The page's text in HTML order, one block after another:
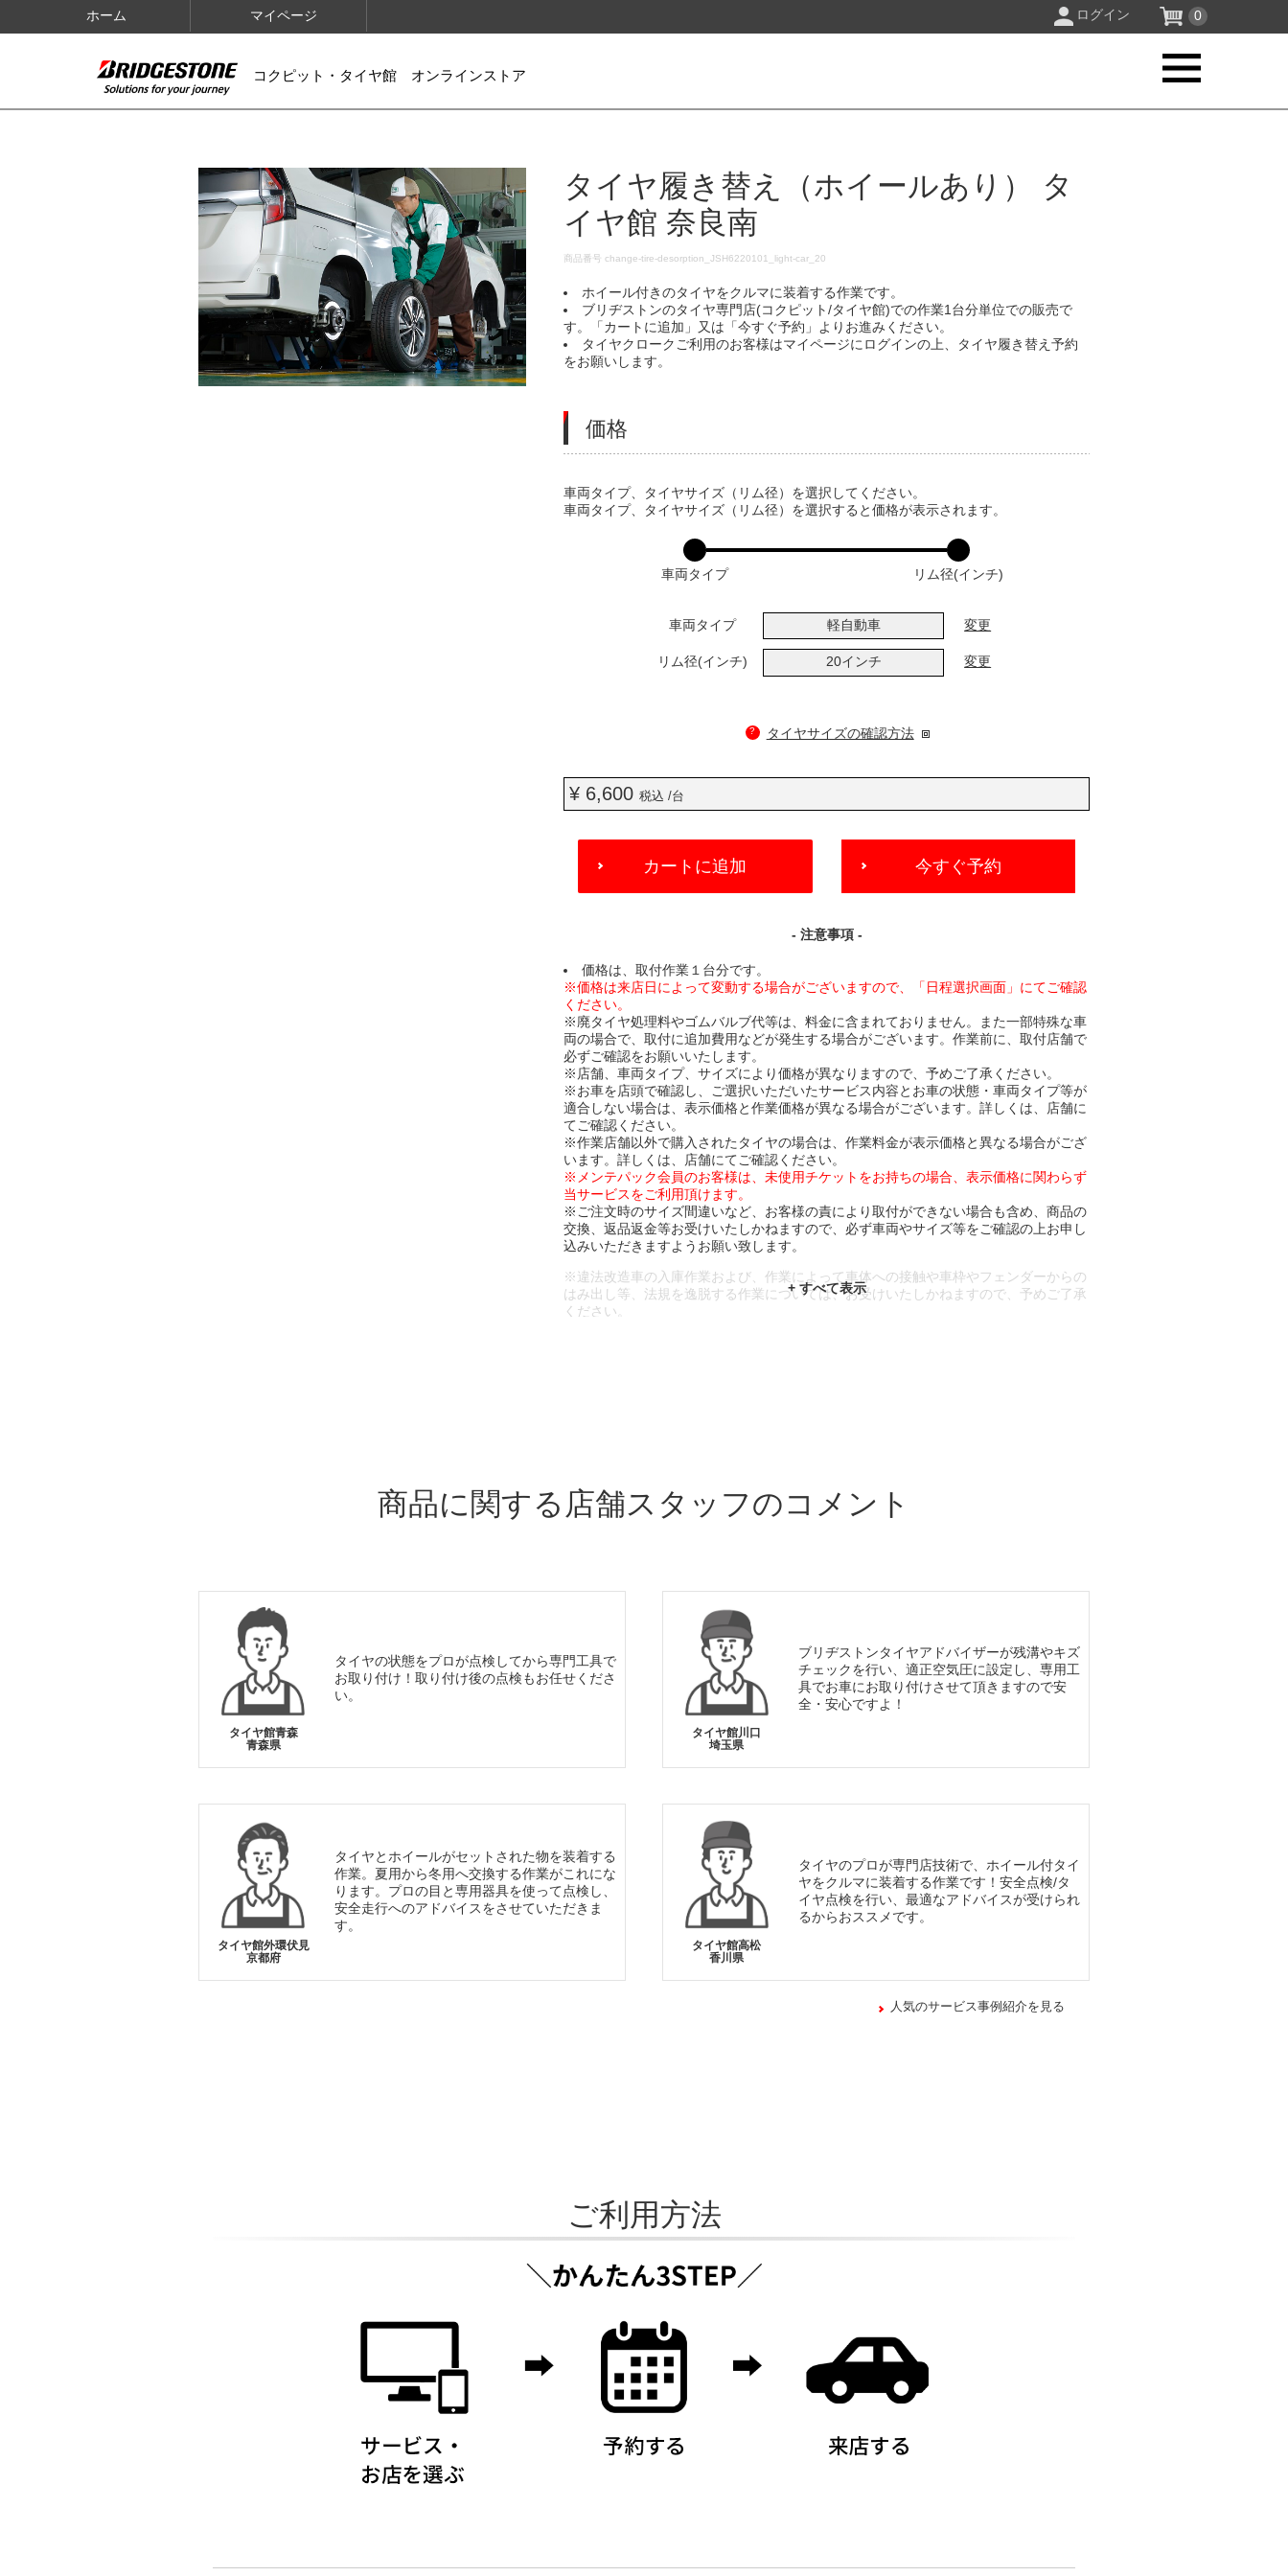
ホーム マイページ ログイン 0
コクピット・タイヤ館 オンラインストア
IMAGES
タイヤ履き替え（ホイールあり） タ
イヤ館 奈良南
DETAILS
商品番号change-tire-desorption_JSH6220101_light-car_20
ホイール付きのタイヤをクルマに装着する作業です。
ブリヂストンのタイヤ専門店(コクピット/タイヤ館)での作業1台分単位での販売で
す。「カートに追加」又は「今すぐ予約」よりお進みください。
タイヤクロークご利用のお客様はマイページにログインの上、タイヤ履き替え予約
をお願いします。
価格
VARIATIONS
車両タイプ、タイヤサイズ（リム径）を選択してください。
車両タイプ、タイヤサイズ（リム径）を選択すると価格が表示されます。
車両タイプ リム径(インチ)
車両タイプ 軽自動車 変更
リム径(インチ) 20インチ 変更
? タイヤサイズの確認方法
¥ 6,600税込 /台
ADD
CART
カートに追加 今すぐ予約
- 注意事項 -
価格は、取付作業１台分です。
※価格は来店日によって変動する場合がございますので、「日程選択画面」にてご確認
ください。
※廃タイヤ処理料やゴムバルブ代等は、料金に含まれておりません。また一部特殊な車
両の場合で、取付に追加費用などが発生する場合がございます。作業前に、取付店舗で
必ずご確認をお願いいたします。
※店舗、車両タイプ、サイズにより価格が異なりますので、予めご了承ください。
※お車を店頭で確認し、ご選択いただいたサービス内容とお車の状態・車両タイプ等が
適合しない場合は、表示価格と作業価格が異なる場合がございます。詳しくは、店舗に
てご確認ください。
※作業店舗以外で購入されたタイヤの場合は、作業料金が表示価格と異なる場合がござ
います。詳しくは、店舗にてご確認ください。
※メンテパック会員のお客様は、未使用チケットをお持ちの場合、表示価格に関わらず
当サービスをご利用頂けます。
※ご注文時のサイズ間違いなど、お客様の責により取付ができない場合も含め、商品の
交換、返品返金等お受けいたしかねますので、必ず車両やサイズ等をご確認の上お申し
込みいただきますようお願い致します。
※違法改造車の入庫作業および、作業によって車体への接触や車枠やフェンダーからの
はみ出し等、法規を逸脱する作業については、お受けいたしかねますので、予めご了承
ください。
商品に関する店舗スタッフのコメント
タイヤ館青森
青森県
タイヤの状態をプロが点検してから専門工具で
お取り付け！取り付け後の点検もお任せくださ
い。
タイヤ館川口
埼玉県
ブリヂストンタイヤアドバイザーが残溝やキズ
チェックを行い、適正空気圧に設定し、専用工
具でお車にお取り付けさせて頂きますので安
全・安心ですよ！
タイヤ館外環伏見
京都府
タイヤとホイールがセットされた物を装着する
作業。夏用から冬用へ交換する作業がこれにな
ります。プロの目と専用器具を使って点検し、
安全走行へのアドバイスをさせていただきま
す。
タイヤ館高松
香川県
タイヤのプロが専門店技術で、ホイール付タイ
ヤをクルマに装着する作業です！安全点検/タ
イヤ点検を行い、最適なアドバイスが受けられ
るからおススメです。
人気のサービス事例紹介を見る
ご利用方法